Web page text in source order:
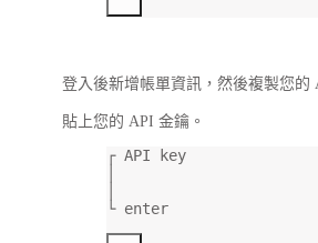
登入後新增帳單資訊，然後複製您的
貼上您的 API 金鑰。
┌ API key
└ enter